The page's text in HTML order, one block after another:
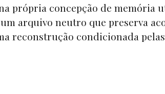
própria concepção de memória
arquivo neutro que preserva
reconstrução condicionada